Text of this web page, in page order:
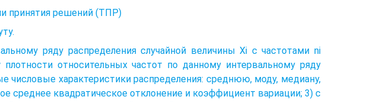
принятия решений (ТПР)
ряду распределения случайной величины Хi с частотами ni
плотности относительных частот по данному интервальному ряду
числовые характеристики распределения: среднюю, моду, медиану,
среднее квадратическое отклонение и коэффициент вариации; 3) с